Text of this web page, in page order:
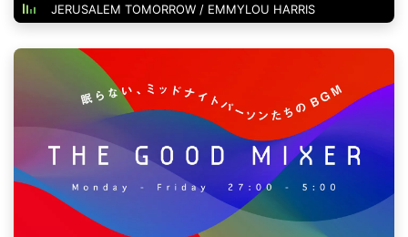
JERUSALEM TOMORROW / EMMYLOU HARRIS